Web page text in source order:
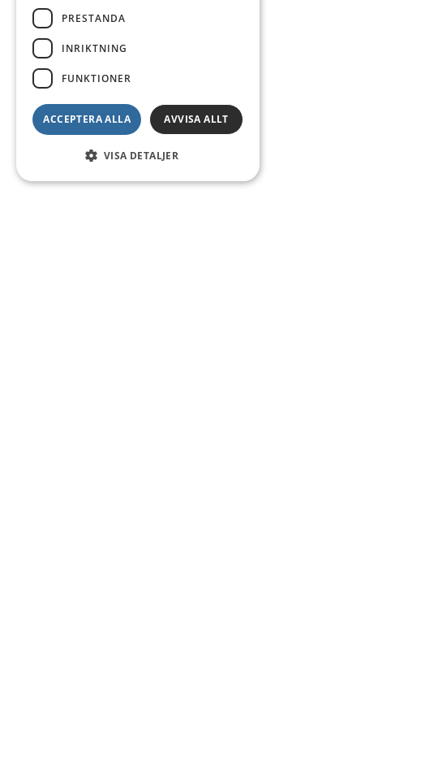
PRESTANDA
INRIKTNING
FUNKTIONER
ACCEPTERA ALLA AVVISA ALLT
VISA DETALJER